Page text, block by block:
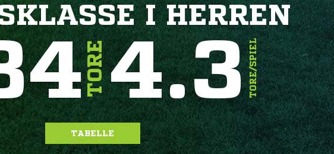
I HERREN
TORE4.3TORE/SPIEL
TABELLE